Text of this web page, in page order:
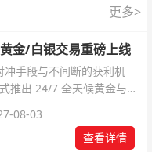
更多>
金/白银交易重磅上线
手段与不间断的获利机
推出 24/7 全天候黄金与白
08-03
查看详情